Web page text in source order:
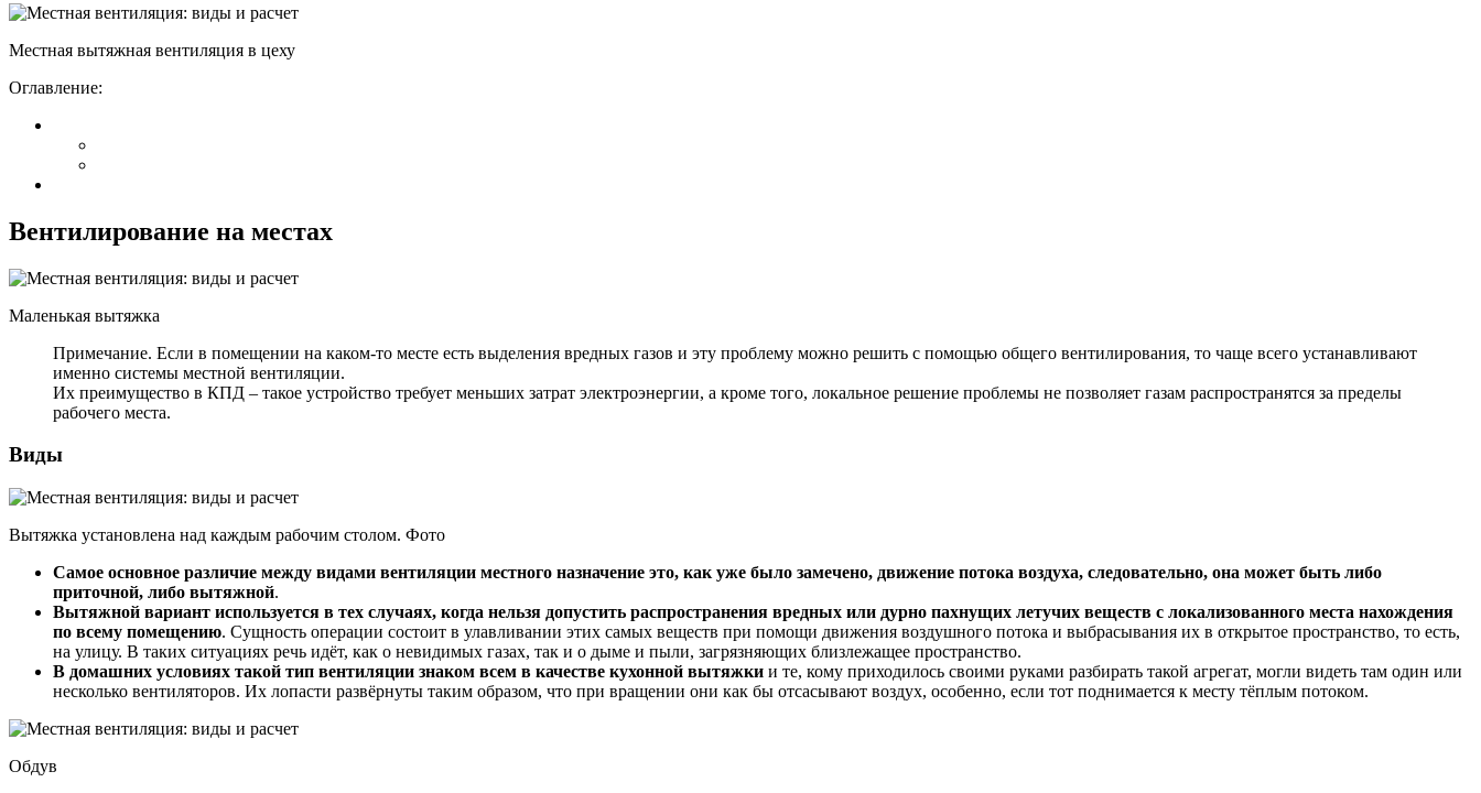
Местная вытяжная вентиляция в цеху
Оглавление:
Вентилирование на местах
Маленькая вытяжка
Примечание. Если в помещении на каком-то месте есть выделения вредных газов и эту проблему можно решить с помощью общего вентилирования, то чаще всего устанавливают
именно системы местной вентиляции.
Их преимущество в КПД – такое устройство требует меньших затрат электроэнергии, а кроме того, локальное решение проблемы не позволяет газам распространятся за пределы
рабочего места.
Виды
Вытяжка установлена над каждым рабочим столом. Фото
Самое основное различие между видами вентиляции местного назначение это, как уже было замечено, движение потока воздуха, следовательно, она может быть либо
приточной, либо вытяжной.
Вытяжной вариант используется в тех случаях, когда нельзя допустить распространения вредных или дурно пахнущих летучих веществ с локализованного места нахождения
по всему помещению. Сущность операции состоит в улавливании этих самых веществ при помощи движения воздушного потока и выбрасывания их в открытое пространство, то есть,
на улицу. В таких ситуациях речь идёт, как о невидимых газах, так и о дыме и пыли, загрязняющих близлежащее пространство.
В домашних условиях такой тип вентиляции знаком всем в качестве кухонной вытяжки и те, кому приходилось своими руками разбирать такой агрегат, могли видеть там один или
несколько вентиляторов. Их лопасти развёрнуты таким образом, что при вращении они как бы отсасывают воздух, особенно, если тот поднимается к месту тёплым потоком.
Обдув